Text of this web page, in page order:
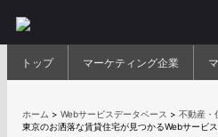
トップ マーケティング企業
ホーム >Webサービスデータベース >不動産・
東京のお洒落な賃貸住宅が見つかるWebサービス